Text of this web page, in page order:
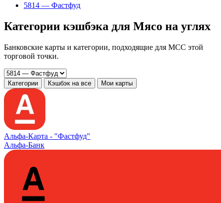
5814 — Фастфуд
Категории кэшбэка для Мясо на углях
Банковские карты и категории, подходящие для MCC этой
торговой точки.
Категории Кэшбэк на все Мои карты
Альфа‑Карта - "Фастфуд"
Альфа-Банк